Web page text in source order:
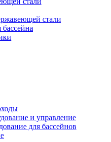
стали
и управление
для бассейнов